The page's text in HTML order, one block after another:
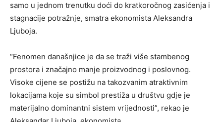
samo u jednom trenutku doći do kratkoročnog zasićenja i
stagnacije potražnje, smatra ekonomista Aleksandra
Ljuboja.
“Fenomen današnjice je da se traži više stambenog
prostora i značajno manje proizvodnog i poslovnog.
Visoke cijene se postižu na takozvanim atraktivnim
lokacijama koje su simbol prestiža u društvu gdje je
materijalno dominantni sistem vrijednosti”, rekao je